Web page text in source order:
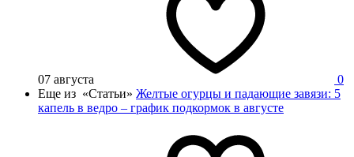
07 августа
0
Еще из «Статьи» Желтые огурцы и падающие завязи: 5
капель в ведро – график подкормок в августе